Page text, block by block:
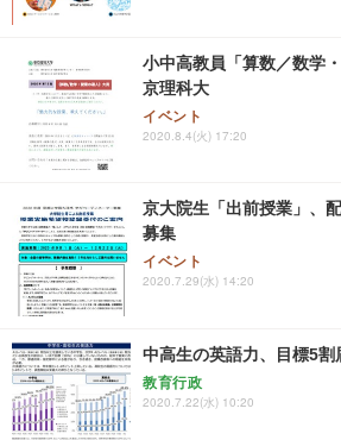
小中高教員「算数／数学
京理科大
イベント
2020.8.4(火) 17:20
京大院生「出前授業」、
募集
イベント
2020.7.29(水) 14:20
中高生の英語力、目標5
教育行政
2020.7.22(水) 10:20